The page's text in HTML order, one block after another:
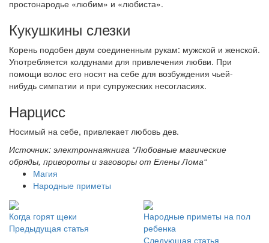
простонародье «любим» и «любиста».
Кукушкины слезки
Корень подобен двум соединенным рукам: мужской и женской.
Употребляется колдунами для привлечения любви. При
помощи волос его носят на себе для возбуждения чьей-
нибудь симпатии и при супружеских несогласиях.
Нарцисс
Носимый на себе, привлекает любовь дев.
Источник: электроннаякнига “Любовные магические
обряды, привороты и заговоры от Елены Лома“
Магия
Народные приметы
Когда горят щеки
Предыдущая статья
Народные приметы на пол
ребенка
Следующая статья